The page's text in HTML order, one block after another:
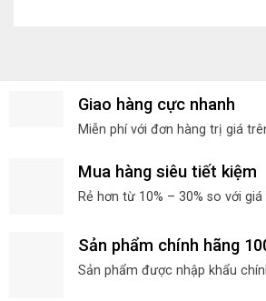
Giao hàng cực nhanh
Miễn phí với đơn hàng trị giá
Mua hàng siêu tiết kiệm
Rẻ hơn từ 10% – 30% so với
Sản phẩm chính hãng
Sản phẩm được nhập khẩu